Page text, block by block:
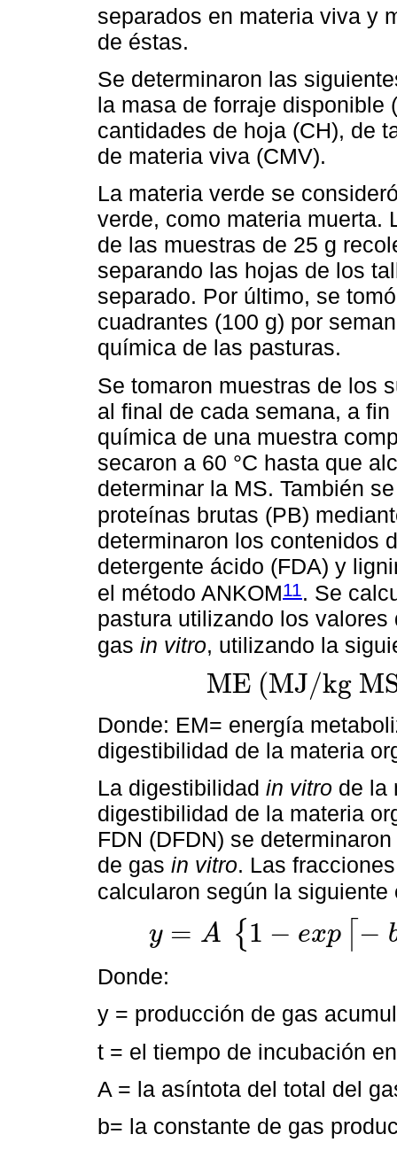
separados en materia viva y
de éstas.
Se determinaron las
la masa de forraje disponible
cantidades de hoja (CH), de
de materia viva (CMV).
La materia verde se
verde, como materia muerta.
de las muestras de 25 g
separando las hojas de los
separado. Por último, se
cuadrantes (100 g) por
química de las pasturas.
Se tomaron muestras de los
al final de cada semana, a
química de una muestra
secaron a 60 °C hasta que
determinar la MS. También
proteínas brutas (PB)
determinaron los contenidos
detergente ácido (FDA) y
el método ANKOM11. Se
pastura utilizando los
gas in vitro, utilizando la
ME (MJ/kg M
ME (MJ/ g MS) = (D MO) ( 0.0157)
Donde: EM= energía
digestibilidad de la materia
La digestibilidad in vitro de la
digestibilidad de la materia
FDN (DFDN) se
de gas in vitro. Las
calcularon según la siguiente
y = A { 1 − exp −
y=A 1-e p- b T- (t- T)
Donde:
y = producción de gas
t = el tiempo de incubación
A = la asíntota del total del
b= la constante de gas